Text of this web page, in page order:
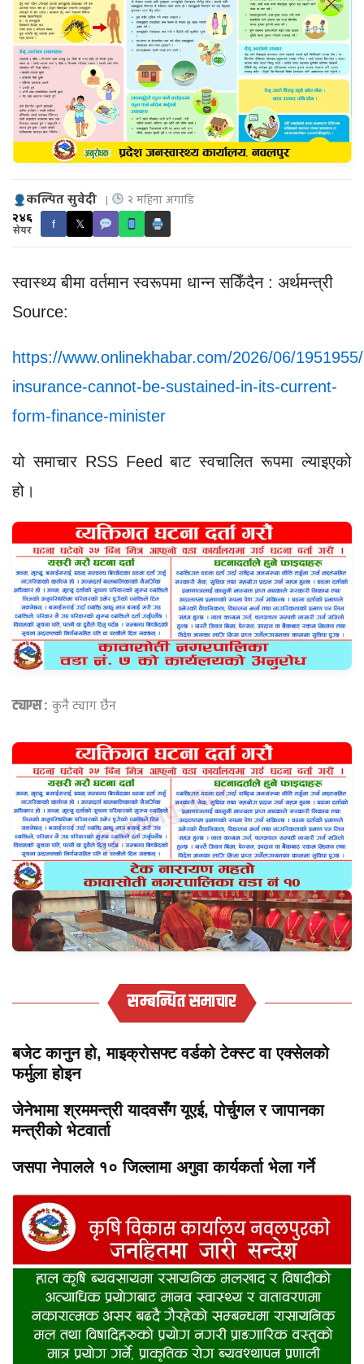
कल्पित सुवेदी | २ महिना अगाडि
२४६
सेयर
f 𝕏
स्वास्थ्य बीमा वर्तमान स्वरूपमा धान्न सकिँदैन : अर्थमन्त्री
Source:
https://www.onlinekhabar.com/2026/06/
insurance-cannot-be-sustained-in-its-current-
form-finance-minister
यो समाचार RSS Feed बाट स्वचालित रूपमा ल्याइएको
हो।
ट्याग्स : कुनै ट्याग छैन
सम्बन्धित समाचार
बजेट कानुन हो, माइक्रोसफ्ट वर्डको टेक्स्ट वा एक्सेलको
फर्मुला होइन
जेनेभामा श्रममन्त्री यादवसँग यूएई, पोर्चुगल र जापानका
मन्त्रीको भेटवार्ता
जसपा नेपालले १० जिल्लामा अगुवा कार्यकर्ता भेला गर्ने